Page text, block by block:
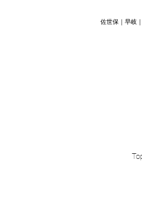
佐世保｜早岐